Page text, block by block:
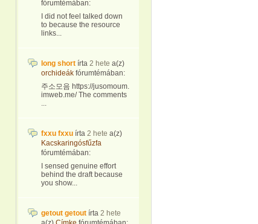
fórumtémában:
I did not feel talked down
to because the resource
links...
long short írta 2 hete a(z)
orchideák fórumtémában:
주소모음 https://jusomoum.
imweb.me/ The comments
...
fxxu fxxu írta 2 hete a(z)
Kacskaringósfűzfa
fórumtémában:
I sensed genuine effort
behind the draft because
you show...
getout getout írta 2 hete